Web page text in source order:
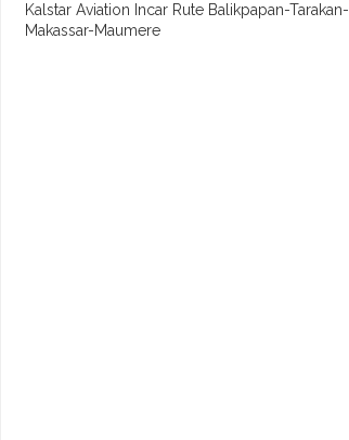
Kalstar Aviation Incar Rute Balikpapan-Tarakan-
Makassar-Maumere